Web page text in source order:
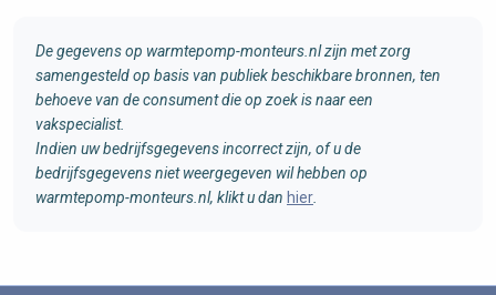
De gegevens op warmtepomp-monteurs.nl zijn met zorg
samengesteld op basis van publiek beschikbare bronnen, ten
behoeve van de consument die op zoek is naar een
vakspecialist.
Indien uw bedrijfsgegevens incorrect zijn, of u de
bedrijfsgegevens niet weergegeven wil hebben op
warmtepomp-monteurs.nl, klikt u dan hier